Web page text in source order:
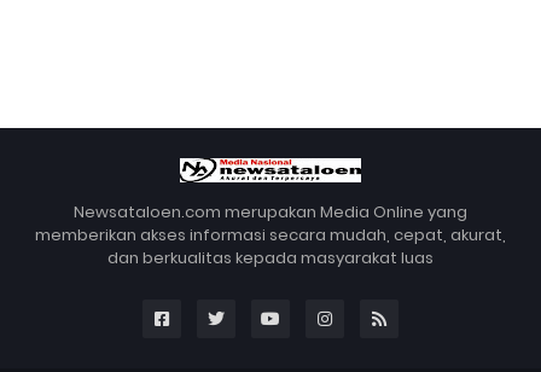
Newsataloen.com merupakan Media Online yang
memberikan akses informasi secara mudah, cepat, akurat,
dan berkualitas kepada masyarakat luas